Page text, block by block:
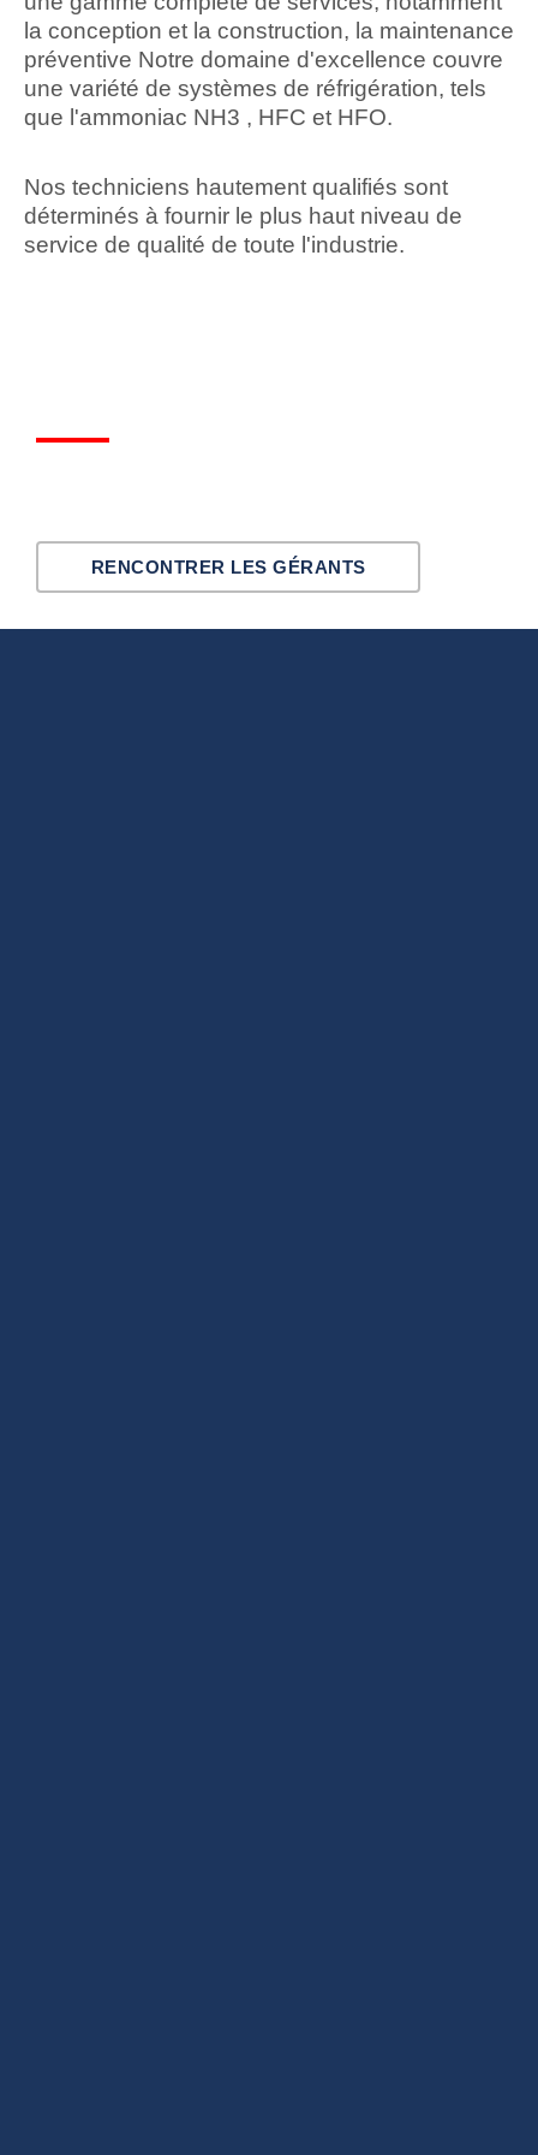
la conception et la construction, la maintenance
préventive Notre domaine d'excellence couvre
une variété de systèmes de réfrigération, tels
que l'ammoniac NH3 , HFC et HFO.
Nos techniciens hautement qualifiés sont
déterminés à fournir le plus haut niveau de
service de qualité de toute l'industrie.
RENCONTRER LES GÉRANTS